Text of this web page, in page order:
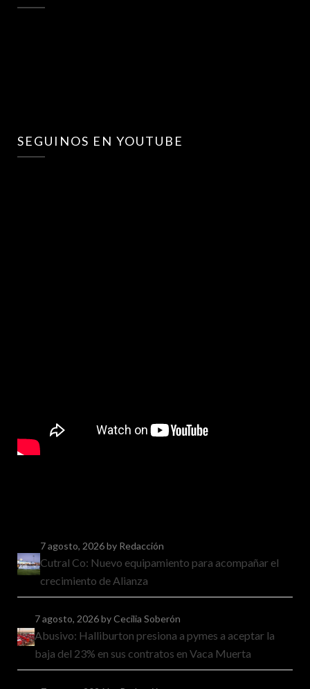
SEGUINOS EN YOUTUBE
7 agosto, 2026by Redacción
Cutral Co: Nuevo equipamiento para acompañar el
crecimiento de Alianza
7 agosto, 2026by Cecilia Soberón
Abusivo: Halliburton presiona a pymes a aceptar la
baja del 23% en sus contratos en Vaca Muerta